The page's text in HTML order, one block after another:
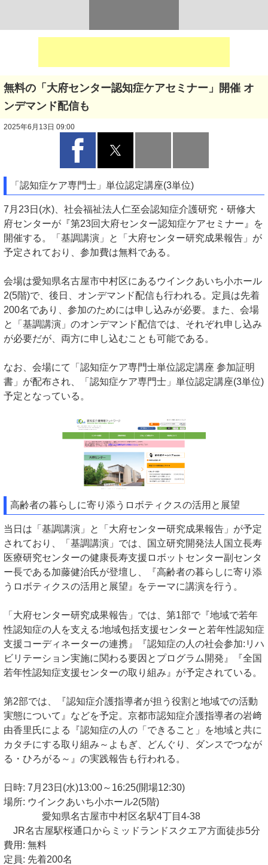
無料の「大府センター認知症ケアセミナー」開催 オ
ンデマンド配信も
2025年6月13日 09:00
「認知症ケア専門士」単位認定講座(3単位)
7月23日(水)、社会福祉法人仁至会認知症介護研究・研修大
府センターが『第23回大府センター認知症ケアセミナー』を
開催する。「基調講演」と「大府センター研究成果報告」が
予定されており、参加費は無料である。
会場は愛知県名古屋市中村区にあるウインクあいち小ホール
2(5階)で、後日、オンデマンド配信も行われる。定員は先着
200名であり、参加のためには申し込みが必要。また、会場
と「基調講演」のオンデマンド配信では、それぞれ申し込み
が必要だが、両方に申し込むことも可能である。
なお、会場にて「認知症ケア専門士単位認定講座 参加証明
書」が配布され、「認知症ケア専門士」単位認定講座(3単位)
予定となっている。
高齢者の暮らしに寄り添うロボティクスの活用と展望
当日は「基調講演」と「大府センター研究成果報告」が予定
されており、「基調講演」では、国立研究開発法人国立長寿
医療研究センターの健康長寿支援ロボットセンター副センタ
ー長である加藤健治氏が登壇し、『高齢者の暮らしに寄り添
うロボティクスの活用と展望』をテーマに講演を行う。
「大府センター研究成果報告」では、第1部で『地域で若年
性認知症の人を支える:地域包括支援センターと若年性認知症
支援コーディネーターの連携』『認知症の人の社会参加:リハ
ビリテーション実施に関わる要因とプログラム開発』『全国
若年性認知症支援センターの取り組み』が予定されている。
第2部では、『認知症介護指導者が担う役割と地域での活動
実態について』などを予定。京都市認知症介護指導者の岩﨑
由香里氏による『認知症の人の「できること」を地域と共に
カタチにする取り組み～よもぎ、どんぐり、ダンスでつなが
る・ひろがる～』の実践報告も行われる。
日時: 7月23日(水)13:00～16:25(開場12:30)
場所: ウインクあいち小ホール2(5階)
愛知県名古屋市中村区名駅4丁目4-38
JR名古屋駅桜通口からミッドランドスクエア方面徒歩5分
費用: 無料
定員: 先着200名